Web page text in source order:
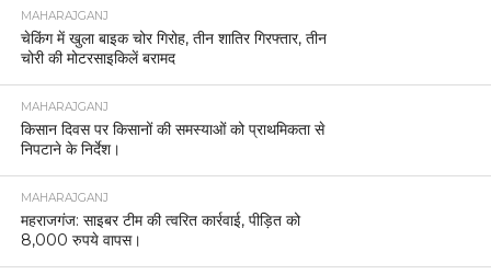
MAHARAJGANJ
चेकिंग में खुला बाइक चोर गिरोह, तीन शातिर गिरफ्तार, तीन
चोरी की मोटरसाइकिलें बरामद
MAHARAJGANJ
किसान दिवस पर किसानों की समस्याओं को प्राथमिकता से
निपटाने के निर्देश।
MAHARAJGANJ
महराजगंज: साइबर टीम की त्वरित कार्रवाई, पीड़ित को
8,000 रुपये वापस।